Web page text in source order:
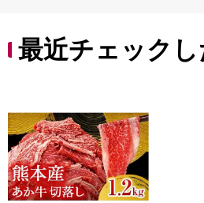
最近チェック